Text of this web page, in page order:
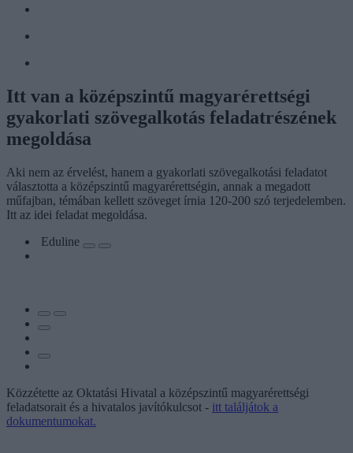
Itt van a középszintű magyarérettségi
gyakorlati szövegalkotás feladatrészének
megoldása
Aki nem az érvelést, hanem a gyakorlati szövegalkotási feladatot
választotta a középszintű magyarérettségin, annak a megadott
műfajban, témában kellett szöveget írnia 120-200 szó terjedelemben.
Itt az idei feladat megoldása.
Eduline
Közzétette az Oktatási Hivatal a középszintű magyarérettségi
feladatsorait és a hivatalos javítókulcsot - itt találjátok a
dokumentumokat.